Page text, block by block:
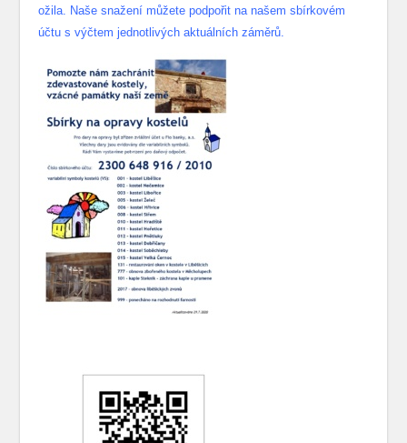
ožila. Naše snažení můžete podpořit na našem sbírkovém
účtu s výčtem jednotlivých aktuálních záměrů.